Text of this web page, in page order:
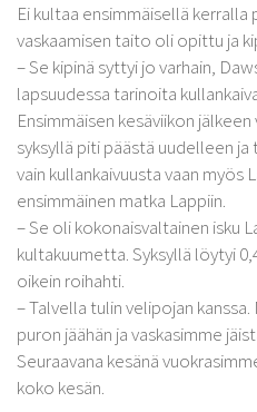
Ei kultaa ensimmäisellä
vaskaamisen taito oli opittu ja
– Se kipinä syttyi jo varhain,
lapsuudessa tarinoita
Ensimmäisen kesäviikon
syksyllä piti päästä uudelleen
vain kullankaivuusta vaan myös
ensimmäinen matka Lappiin.
– Se oli kokonaisvaltainen isku
kultakuumetta. Syksyllä löytyi
oikein roihahti.
– Talvella tulin velipojan
puron jäähän ja vaskasimme
Seuraavana kesänä
koko kesän.